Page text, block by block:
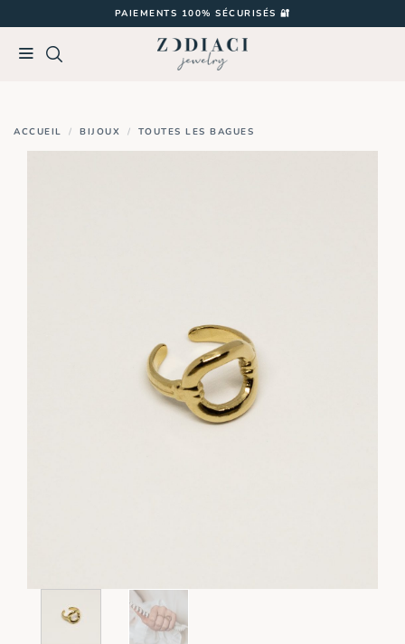
au
contenu
PAIEMENTS 100% SÉCURISÉS 🔐
ACCUEIL / BIJOUX / TOUTES LES BAGUES